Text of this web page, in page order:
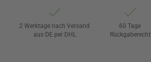
2 Werktage nach Versand
aus DE per DHL
60 Tage
Rückgaberecht